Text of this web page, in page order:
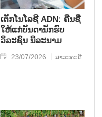
ເຕັກໂນໂລຊີ ADN: ຄືນຊື່
ໃຫ້ແກ່ບັນດານັກຮົບ
ວິລະຊົນ ນິລະນາມ
23/07/2026 ສາລະຄະດີ